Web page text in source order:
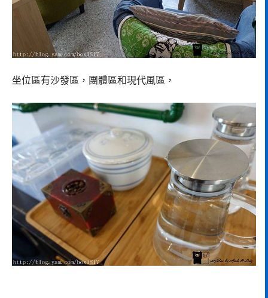
坐位區有沙發區，團體區和現代風區，